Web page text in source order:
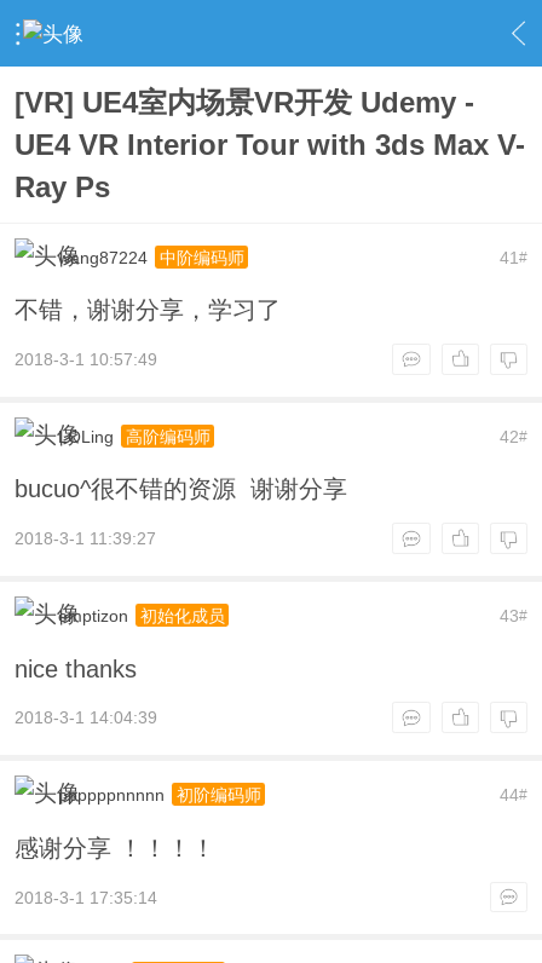
› UnrealEngine 4 专区 › UE4 教学资料 › 内容
[VR] UE4室内场景VR开发 Udemy -
UE4 VR Interior Tour with 3ds Max V-
Ray Ps
41#
wang87224 中阶编码师
不错，谢谢分享，学习了
2018-3-1 10:57:49
42#
LOLing 高阶编码师
bucuo^很不错的资源 谢谢分享
2018-3-1 11:39:27
43#
emptizon 初始化成员
nice thanks
2018-3-1 14:04:39
44#
ppppppnnnnn 初阶编码师
感谢分享 ！！！！
2018-3-1 17:35:14